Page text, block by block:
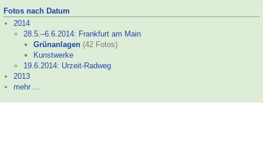
Fotos nach Datum
2014
28.5.–6.6.2014: Frankfurt am Main
Grünanlagen (42 Fotos)
Kunstwerke
19.6.2014: Urzeit-Radweg
2013
mehr ...